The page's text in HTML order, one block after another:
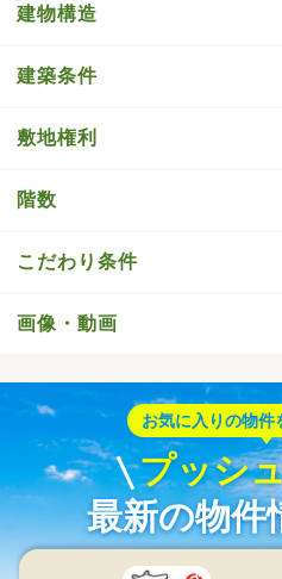
建物構造
建築条件
敷地権利
階数
こだわり条件
画像・動画
お気に入りの物件
プッシ
最新の物件